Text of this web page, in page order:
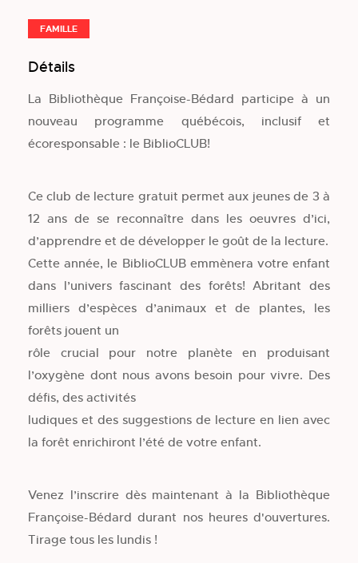
FAMILLE
Détails
La Bibliothèque Françoise-Bédard participe à un
nouveau programme québécois, inclusif et
écoresponsable : le BiblioCLUB!
Ce club de lecture gratuit permet aux jeunes de 3 à
12 ans de se reconnaître dans les oeuvres d’ici,
d’apprendre et de développer le goût de la lecture.
Cette année, le BiblioCLUB emmènera votre enfant
dans l’univers fascinant des forêts! Abritant des
milliers d’espèces d’animaux et de plantes, les
forêts jouent un
rôle crucial pour notre planète en produisant
l’oxygène dont nous avons besoin pour vivre. Des
défis, des activités
ludiques et des suggestions de lecture en lien avec
la forêt enrichiront l’été de votre enfant.
Venez l’inscrire dès maintenant à la Bibliothèque
Françoise-Bédard durant nos heures d'ouvertures.
Tirage tous les lundis !